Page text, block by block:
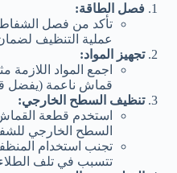
فصل الطاقة:
تأكد من فصل
عملية التنظيف
تجهيز المواد:
اجمع المواد
قماش ناعمة (يفضل
تنظيف السطح الخارجي:
استخدم قطعة
السطح الخارجي
تجنب استخدام
تتسبب في تلف